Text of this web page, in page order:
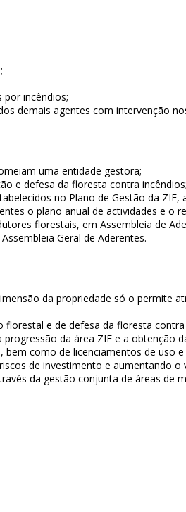
incêndios;
demais agentes com intervenção
uma entidade gestora;
e defesa da floresta contra incêndios;
no Plano de Gestão da
o plano anual de actividades e o
florestais, em Assembleia de
Geral de Aderentes.
da propriedade só o permite
e de defesa da floresta contra
da área ZIF e a obtenção
como de licenciamentos de uso
de investimento e aumentando o
da gestão conjunta de áreas de